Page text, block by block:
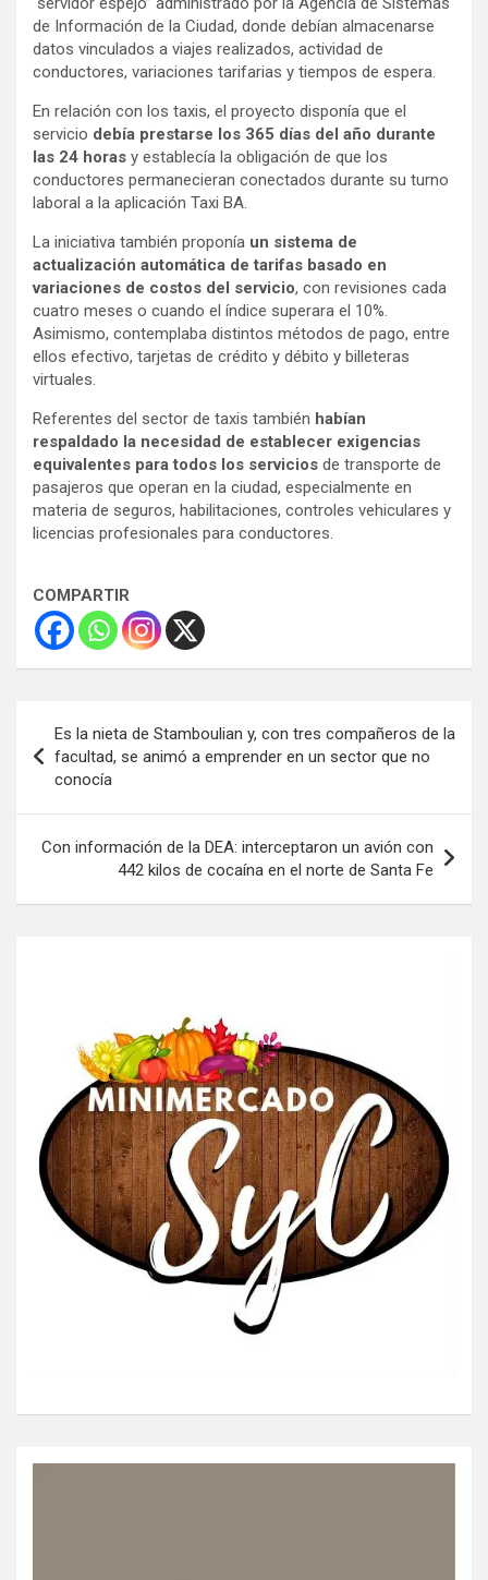
de Información de la Ciudad, donde debían almacenarse
datos vinculados a viajes realizados, actividad de
conductores, variaciones tarifarias y tiempos de espera.
En relación con los taxis, el proyecto disponía que el
servicio debía prestarse los 365 días del año durante
las 24 horas y establecía la obligación de que los
conductores permanecieran conectados durante su turno
laboral a la aplicación Taxi BA.
La iniciativa también proponía un sistema de
actualización automática de tarifas basado en
variaciones de costos del servicio, con revisiones cada
cuatro meses o cuando el índice superara el 10%.
Asimismo, contemplaba distintos métodos de pago, entre
ellos efectivo, tarjetas de crédito y débito y billeteras
virtuales.
Referentes del sector de taxis también habían
respaldado la necesidad de establecer exigencias
equivalentes para todos los servicios de transporte de
pasajeros que operan en la ciudad, especialmente en
materia de seguros, habilitaciones, controles vehiculares y
licencias profesionales para conductores.
COMPARTIR
de
entradas
Es la nieta de Stamboulian y, con tres compañeros de la
facultad, se animó a emprender en un sector que no
conocía
Con información de la DEA: interceptaron un avión con
442 kilos de cocaína en el norte de Santa Fe